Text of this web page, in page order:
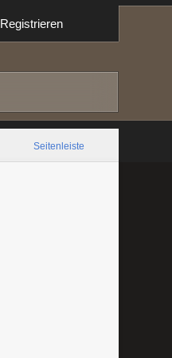
Registrieren
Seitenleiste